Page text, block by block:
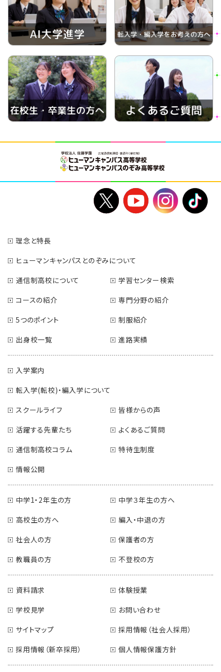
理念と特長
ヒューマンキャンパスとのぞみについて
通信制高校について
学習センター検索
コースの紹介
専門分野の紹介
5つのポイント
制服紹介
出身校一覧
進路実績
入学案内
転入学(転校)・編入学について
スクールライフ
皆様からの声
活躍する先輩たち
よくあるご質問
通信制高校コラム
特待生制度
情報公開
中学1・2年生の方
中学３年生の方へ
高校生の方へ
編入・中退の方
社会人の方
保護者の方
教職員の方
不登校の方
資料請求
体験授業
学校見学
お問い合わせ
サイトマップ
採用情報（社会人採用）
採用情報（新卒採用）
個人情報保護方針